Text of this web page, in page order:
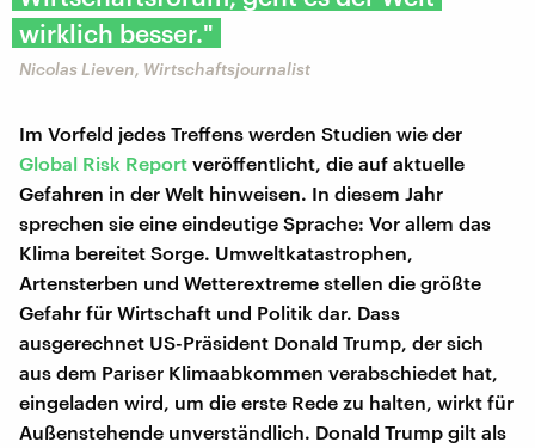
wirklich besser."
Nicolas Lieven, Wirtschaftsjournalist
Im Vorfeld jedes Treffens werden Studien wie der
Global Risk Report veröffentlicht, die auf aktuelle
Gefahren in der Welt hinweisen. In diesem Jahr
sprechen sie eine eindeutige Sprache: Vor allem das
Klima bereitet Sorge. Umweltkatastrophen,
Artensterben und Wetterextreme stellen die größte
Gefahr für Wirtschaft und Politik dar. Dass
ausgerechnet US-Präsident Donald Trump, der sich
aus dem Pariser Klimaabkommen verabschiedet hat,
eingeladen wird, um die erste Rede zu halten, wirkt für
Außenstehende unverständlich. Donald Trump gilt als